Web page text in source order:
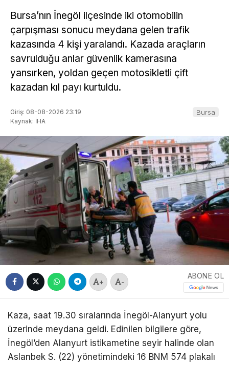
Bursa’nın İnegöl ilçesinde iki otomobilin
çarpışması sonucu meydana gelen trafik
kazasında 4 kişi yaralandı. Kazada araçların
savrulduğu anlar güvenlik kamerasına
yansırken, yoldan geçen motosikletli çift
kazadan kıl payı kurtuldu.
Giriş: 08-08-2026 23:19
Kaynak: İHA
Bursa
+ -
ABONE OL
Kaza, saat 19.30 sıralarında İnegöl-Alanyurt yolu
üzerinde meydana geldi. Edinilen bilgilere göre,
İnegöl’den Alanyurt istikametine seyir halinde olan
Aslanbek S. (22) yönetimindeki 16 BNM 574 plakalı